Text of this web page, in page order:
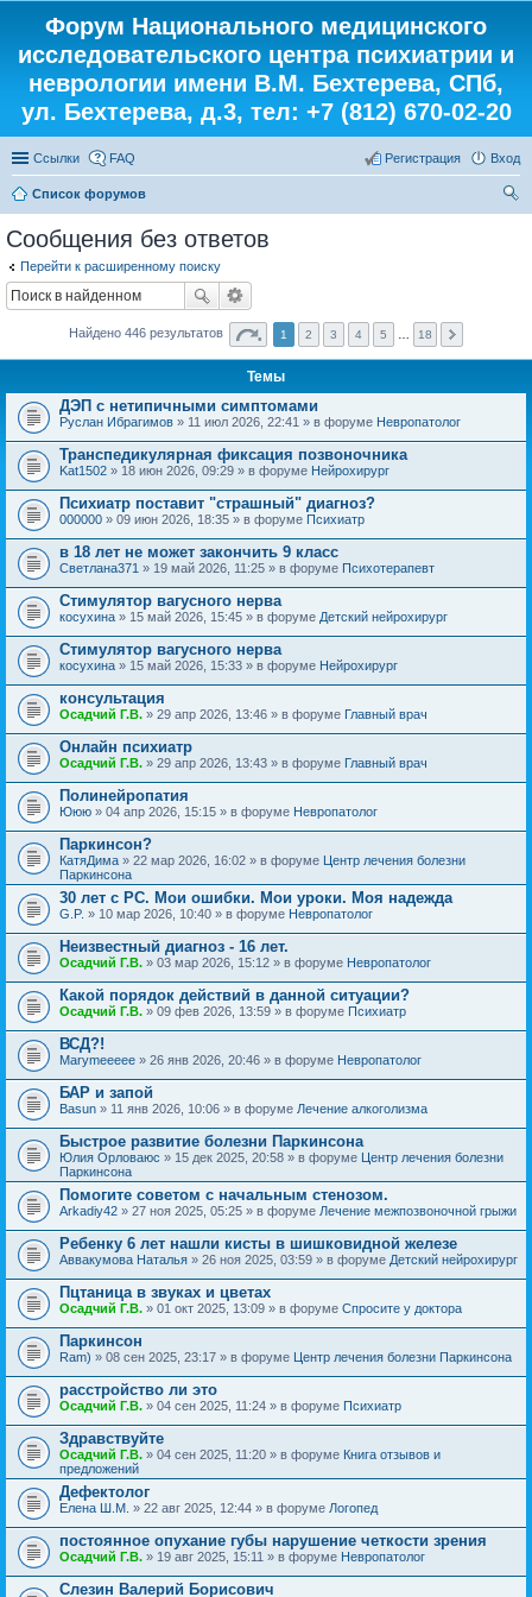
Форум Национального медицинского
исследовательского центра психиатрии и
неврологии имени В.М. Бехтерева, СПб,
ул. Бехтерева, д.3, тел: +7 (812) 670-02-20
Ссылки FAQ Вход
Регистрация
Список форумов
Сообщения без ответов
Перейти к расширенному поиску
Найдено 446 результатов 1 2 3 4 5 18
Темы
ДЭП с нетипичными симптомами
Руслан Ибрагимов » 11 июл 2026, 22:41 » в форуме Невропатолог
Транспедикулярная фиксация позвоночника
Kat1502 » 18 июн 2026, 09:29 » в форуме Нейрохирург
Психиатр поставит "страшный" диагноз?
000000 » 09 июн 2026, 18:35 » в форуме Психиатр
в 18 лет не может закончить 9 класс
Светлана371 » 19 май 2026, 11:25 » в форуме Психотерапевт
Стимулятор вагусного нерва
косухина » 15 май 2026, 15:45 » в форуме Детский нейрохирург
Стимулятор вагусного нерва
косухина » 15 май 2026, 15:33 » в форуме Нейрохирург
консультация
Осадчий Г.В. » 29 апр 2026, 13:46 » в форуме Главный врач
Онлайн психиатр
Осадчий Г.В. » 29 апр 2026, 13:43 » в форуме Главный врач
Полинейропатия
Ююю » 04 апр 2026, 15:15 » в форуме Невропатолог
Паркинсон?
КатяДима » 22 мар 2026, 16:02 » в форуме Центр лечения болезни
Паркинсона
30 лет с РС. Мои ошибки. Мои уроки. Моя надежда
G.P. » 10 мар 2026, 10:40 » в форуме Невропатолог
Неизвестный диагноз - 16 лет.
Осадчий Г.В. » 03 мар 2026, 15:12 » в форуме Невропатолог
Какой порядок действий в данной ситуации?
Осадчий Г.В. » 09 фев 2026, 13:59 » в форуме Психиатр
ВСД?!
Marymeeeee » 26 янв 2026, 20:46 » в форуме Невропатолог
БАР и запой
Basun » 11 янв 2026, 10:06 » в форуме Лечение алкоголизма
Быстрое развитие болезни Паркинсона
Юлия Орловаюс » 15 дек 2025, 20:58 » в форуме Центр лечения болезни
Паркинсона
Помогите советом с начальным стенозом.
Arkadiy42 » 27 ноя 2025, 05:25 » в форуме Лечение межпозвоночной грыжи
Ребенку 6 лет нашли кисты в шишковидной железе
Аввакумова Наталья » 26 ноя 2025, 03:59 » в форуме Детский нейрохирург
Пцтаница в звуках и цветах
Осадчий Г.В. » 01 окт 2025, 13:09 » в форуме Спросите у доктора
Паркинсон
Ram) » 08 сен 2025, 23:17 » в форуме Центр лечения болезни Паркинсона
расстройство ли это
Осадчий Г.В. » 04 сен 2025, 11:24 » в форуме Психиатр
Здравствуйте
Осадчий Г.В. » 04 сен 2025, 11:20 » в форуме Книга отзывов и
предложений
Дефектолог
Елена Ш.М. » 22 авг 2025, 12:44 » в форуме Логопед
постоянное опухание губы нарушение четкости зрения
Осадчий Г.В. » 19 авг 2025, 15:11 » в форуме Невропатолог
Слезин Валерий Борисович